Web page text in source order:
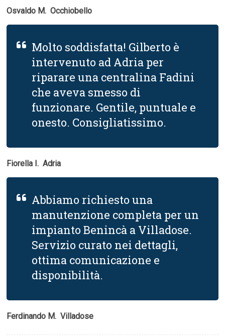
Osvaldo M.  Occhiobello
Molto soddisfatta! Gilberto è
intervenuto ad Adria per
riparare una centralina Fadini
che aveva smesso di
funzionare. Gentile, puntuale e
onesto. Consigliatissimo.
Fiorella I.  Adria
Abbiamo richiesto una
manutenzione completa per un
impianto Benincà a Villadose.
Servizio curato nei dettagli,
ottima comunicazione e
disponibilità.
Ferdinando M.  Villadose